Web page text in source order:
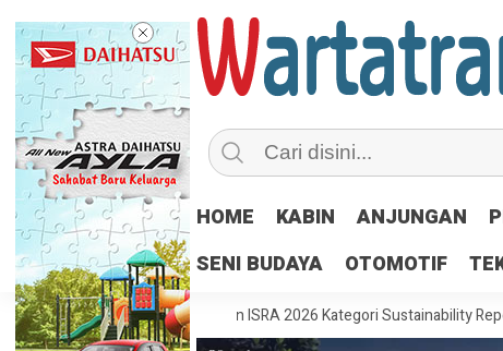
HOME KABIN ANJUNGAN
SENI BUDAYA
OTOMOTIF
Raih Pengakuan ISRA 2026 Kategori Sustainability Report